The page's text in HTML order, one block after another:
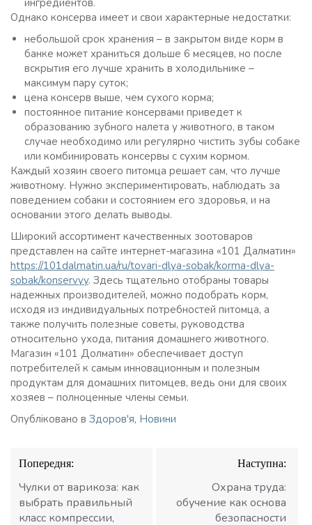
ингредиентов.
Однако консерва имеет и свои характерные недостатки:
небольшой срок хранения – в закрытом виде корм в
банке может храниться дольше 6 месяцев, но после
вскрытия его лучше хранить в холодильнике –
максимум пару суток;
цена консерв выше, чем сухого корма;
постоянное питание консервами приведет к
образованию зубного налета у животного, в таком
случае необходимо или регулярно чистить зубы собаке
или комбинировать консервы с сухим кормом.
Каждый хозяин своего питомца решает сам, что лучше
животному. Нужно экспериментировать, наблюдать за
поведением собаки и состоянием его здоровья, и на
основании этого делать выводы.
Широкий ассортимент качественных зоотоваров
представлен на сайте интернет-магазина «101 Далматин»
https://101dalmatin.ua/ru/tovari-dlya-sobak/korma-dlya-
sobak/konservyy. Здесь тщательно отобраны товары
надежных производителей, можно подобрать корм,
исходя из индивидуальных потребностей питомца, а
также получить полезные советы, руководства
относительно ухода, питания домашнего животного.
Магазин «101 Долматин» обеспечивает доступ
потребителей к самым инновационным и полезным
продуктам для домашних питомцев, ведь они для своих
хозяев – полноценные члены семьи.
Опубліковано в Здоров'я, Новини
Навігація
записів
Попередня:
Чулки от варикоза: как
выбрать правильный
класс компрессии,
Наступна:
Охрана труда:
обучение как основа
безопасности